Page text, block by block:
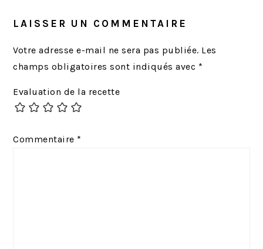
LAISSER UN COMMENTAIRE
Votre adresse e-mail ne sera pas publiée. Les
champs obligatoires sont indiqués avec *
Evaluation de la recette
Commentaire *